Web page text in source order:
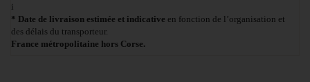
i
* Date de livraison estimée et indicative en fonction de l’organisation et
des délais du transporteur.
France métropolitaine hors Corse.